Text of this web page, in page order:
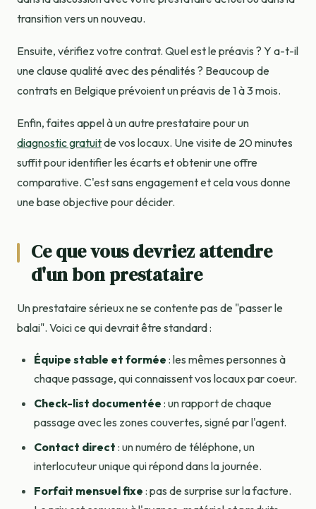
transition vers un nouveau.
Ensuite, vérifiez votre contrat. Quel est le préavis ? Y a-t-il
une clause qualité avec des pénalités ? Beaucoup de
contrats en Belgique prévoient un préavis de 1 à 3 mois.
Enfin, faites appel à un autre prestataire pour un
diagnostic gratuitde vos locaux. Une visite de 20 minutes
suffit pour identifier les écarts et obtenir une offre
comparative. C'est sans engagement et cela vous donne
une base objective pour décider.
Ce que vous devriez attendre
d'un bon prestataire
Un prestataire sérieux ne se contente pas de "passer le
balai". Voici ce qui devrait être standard :
Équipe stable et formée : les mêmes personnes à
chaque passage, qui connaissent vos locaux par coeur.
Check-list documentée : un rapport de chaque
passage avec les zones couvertes, signé par l'agent.
Contact direct : un numéro de téléphone, un
interlocuteur unique qui répond dans la journée.
Forfait mensuel fixe : pas de surprise sur la facture.